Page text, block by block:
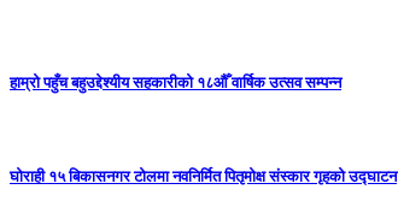
हाम्रो पहुँच बहुउद्देश्यीय सहकारीको १८औँ वार्षिक उत्सव सम्पन्न
घोराही १५ बिकासनगर टोलमा नवनिर्मित पितृमोक्ष संस्कार गृहको उद्घाटन